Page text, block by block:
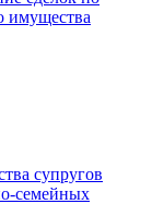
имущества
супругов
семейных